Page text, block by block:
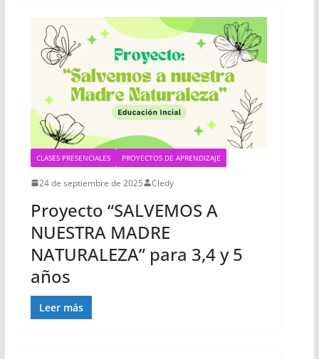
CLASES PRESENCIALES PROYECTOS DE APRENDIZAJE
24 de septiembre de 2025 Cledy
Proyecto “SALVEMOS A
NUESTRA MADRE
NATURALEZA” para 3,4 y 5
años
Leer más